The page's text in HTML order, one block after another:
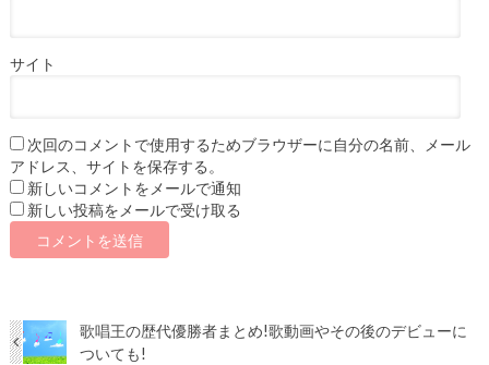
サイト
次回のコメントで使用するためブラウザーに自分の名前、メール
アドレス、サイトを保存する。
新しいコメントをメールで通知
新しい投稿をメールで受け取る
歌唱王の歴代優勝者まとめ!歌動画やその後のデビューに
ついても!